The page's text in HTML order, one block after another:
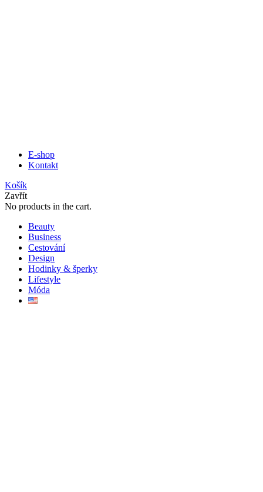
E-shop
Kontakt
Košík
Zavřít
No products in the cart.
Beauty
Business
Cestování
Design
Hodinky & šperky
Lifestyle
Móda